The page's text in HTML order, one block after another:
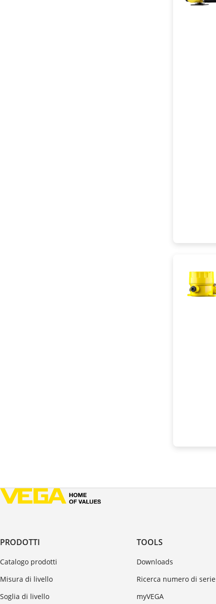
PRODOTTI
Catalogo prodotti
Misura di livello
Soglia di livello
TOOLS
Downloads
Ricerca numero di serie
myVEGA